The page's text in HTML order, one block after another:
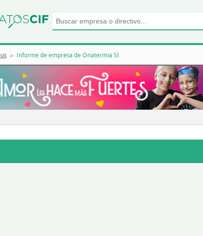
Informe de empresa de Onatermia Sl